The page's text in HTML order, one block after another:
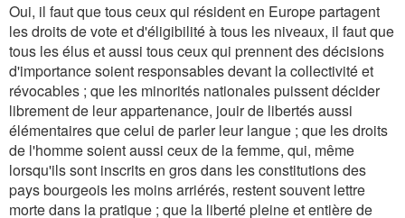
Oui, il faut que tous ceux qui résident en Europe partagent
les droits de vote et d'éligibilité à tous les niveaux, il faut que
tous les élus et aussi tous ceux qui prennent des décisions
d'importance soient responsables devant la collectivité et
révocables ; que les minorités nationales puissent décider
librement de leur appartenance, jouir de libertés aussi
élémentaires que celui de parler leur langue ; que les droits
de l'homme soient aussi ceux de la femme, qui, même
lorsqu'ils sont inscrits en gros dans les constitutions des
pays bourgeois les moins arriérés, restent souvent lettre
morte dans la pratique ; que la liberté pleine et entière de